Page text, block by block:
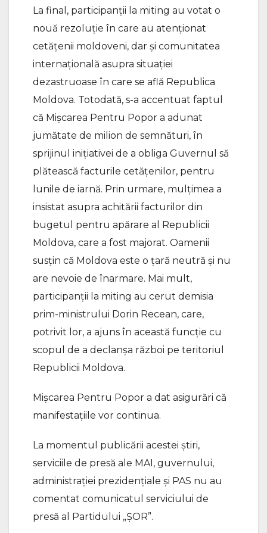
La final, participanții la miting au votat o
nouă rezoluție în care au atenționat
cetățenii moldoveni, dar și comunitatea
internațională asupra situației
dezastruoase în care se află Republica
Moldova. Totodată, s-a accentuat faptul
că Mișcarea Pentru Popor a adunat
jumătate de milion de semnături, în
sprijinul inițiativei de a obliga Guvernul să
plătească facturile cetățenilor, pentru
lunile de iarnă. Prin urmare, mulțimea a
insistat asupra achitării facturilor din
bugetul pentru apărare al Republicii
Moldova, care a fost majorat. Oamenii
susțin că Moldova este o țară neutră și nu
are nevoie de înarmare. Mai mult,
participanții la miting au cerut demisia
prim-ministrului Dorin Recean, care,
potrivit lor, a ajuns în această funcție cu
scopul de a declanșa război pe teritoriul
Republicii Moldova.
Mișcarea Pentru Popor a dat asigurări că
manifestațiile vor continua.
La momentul publicării acestei știri,
serviciile de presă ale MAI, guvernului,
administrației prezidențiale și PAS nu au
comentat comunicatul serviciului de
presă al Partidului „ȘOR”.